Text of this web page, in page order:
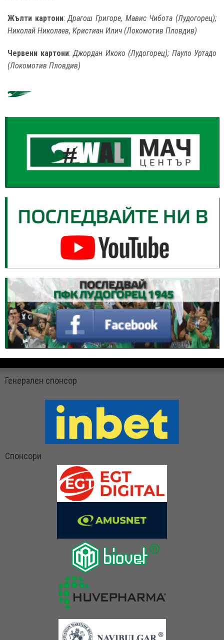
Жълти картони:Драгош Григоре, Мавис Чибота (Лудогорец);
Николай Николаев, Кристиан Илич (Локомотив Пловдив)
Червени картони:Джордан Икоко (Лудогорец); Пауло Уртадо
(Локомотив Пловдив)
Генерален спонсор
Спонсори